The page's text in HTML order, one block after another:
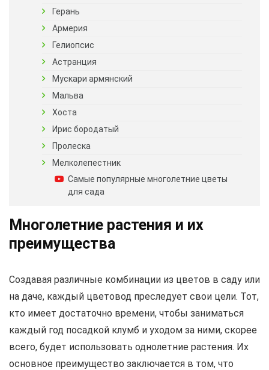
Герань
Армерия
Гелиопсис
Астранция
Мускари армянский
Мальва
Хоста
Ирис бородатый
Пролеска
Мелколепестник
Самые популярные многолетние цветы
для сада
Многолетние растения и их
преимущества
Создавая различные комбинации из цветов в саду или
на даче, каждый цветовод преследует свои цели. Тот,
кто имеет достаточно времени, чтобы заниматься
каждый год посадкой клумб и уходом за ними, скорее
всего, будет использовать однолетние растения. Их
основное преимущество заключается в том, что